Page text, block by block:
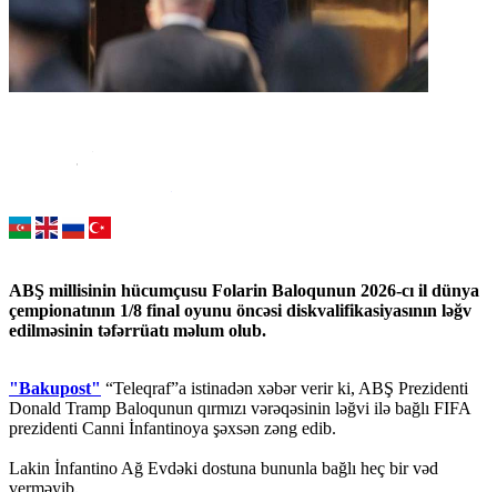
ABŞ millisinin hücumçusu Folarin Baloqunun 2026-cı il dünya
çempionatının 1/8 final oyunu öncəsi diskvalifikasiyasının ləğv
edilməsinin təfərrüatı məlum olub.
"Bakupost" “Teleqraf”a istinadən xəbər verir ki, ABŞ Prezidenti
Donald Tramp Baloqunun qırmızı vərəqəsinin ləğvi ilə bağlı FIFA
prezidenti Canni İnfantinoya şəxsən zəng edib.
Lakin İnfantino Ağ Evdəki dostuna bununla bağlı heç bir vəd